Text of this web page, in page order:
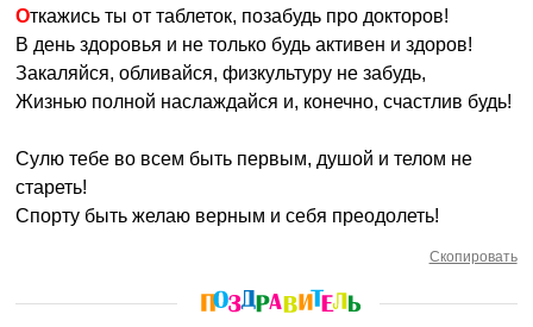
Откажись ты от таблеток, позабудь про докторов!
В день здоровья и не только будь активен и здоров!
Закаляйся, обливайся, физкультуру не забудь,
Жизнью полной наслаждайся и, конечно, счастлив будь!
Сулю тебе во всем быть первым, душой и телом не
стареть!
Спорту быть желаю верным и себя преодолеть!
Скопировать